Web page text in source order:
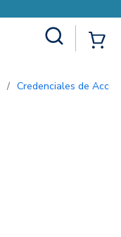
/ Credenciales de